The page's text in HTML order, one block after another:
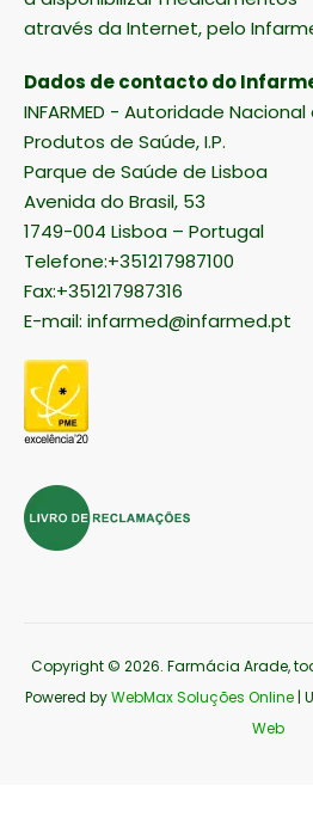
através da Internet, pelo
Dados de contacto do
INFARMED - Autoridade
Produtos de Saúde, I.P.
Parque de Saúde de Lisboa
Avenida do Brasil, 53
1749-004 Lisboa – Portugal
Telefone:+351217987100
Fax:+351217987316
E-mail: infarmed@infarmed.pt
Copyright © 2026. Farmácia Arade,
Powered byWebMax Soluções Online |
Web